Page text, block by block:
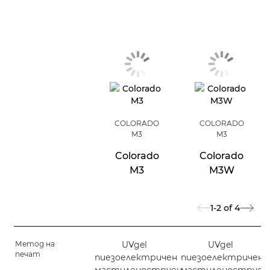
COLORADO
M3
Colorado
M3
COLORADO
M3
Colorado
M3W
1-2 of 4
Метод на
печат
UVgel
пиезоелектричен
UVgel
пиезоелектричен